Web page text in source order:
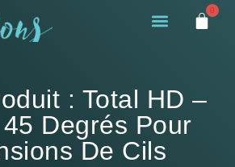
0
: Total HD –
Degrés Pour
De Cils